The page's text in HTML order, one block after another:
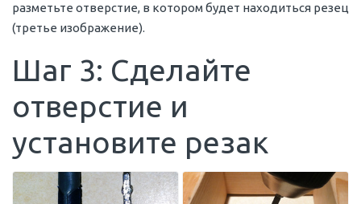
разметьте отверстие, в котором будет находиться резец
(третье изображение).
Шаг 3: Сделайте
отверстие и
установите резак